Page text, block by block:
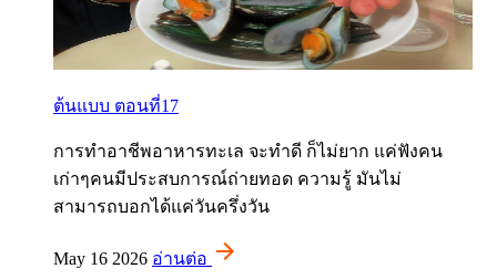
ต้นแบบ ตอนที่17
การทำอาชีพอาหารทะเล จะทำดี ก็ไม่ยาก แค่ฟังคน
เก่าๆคนมีประสบการณ์ถ่ายทอด ความรู้ มันไม่
สามารถบอกได้แค่วันครึ่งวัน
May 16 2026 อ่านต่อ